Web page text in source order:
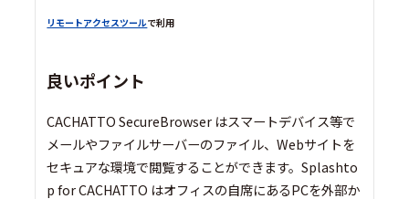
リモートアクセスツールで利用
良いポイント
CACHATTO SecureBrowser はスマートデバイス等で
メールやファイルサーバーのファイル、Webサイトを
セキュアな環境で閲覧することができます。Splashto
p for CACHATTO はオフィスの自席にあるPCを外部か